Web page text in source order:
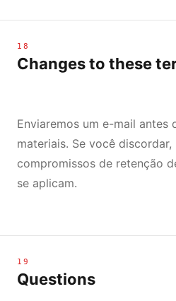
18
Changes to these
Enviaremos um e-mail antes
materiais. Se você
compromissos de retenção
se aplicam.
19
Questions